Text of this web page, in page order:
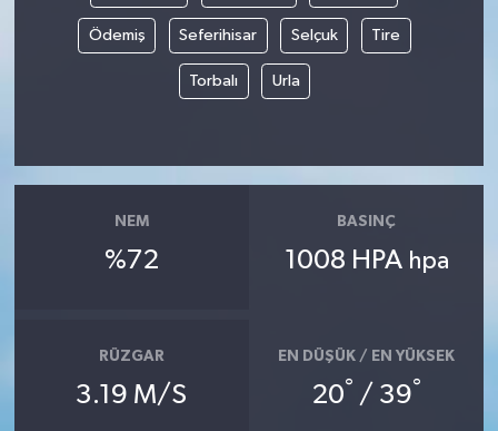
Ödemiş Seferihisar Selçuk Tire
Torbalı Urla
NEM
%72
BASINÇ
1008 HPA hpa
RÜZGAR
3.19 M/S
EN DÜŞÜK / EN YÜKSEK
20° / 39°